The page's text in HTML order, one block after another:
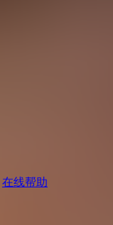
在线帮助